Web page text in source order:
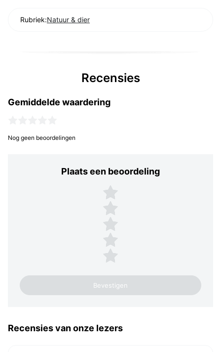
Rubriek:Natuur & dier
Recensies
Gemiddelde waardering
Nog geen beoordelingen
Plaats een beoordeling
Plaats een beoordeling
5 sterren
4 sterren
3 sterren
2 sterren
1 ster
Recensies van onze lezers